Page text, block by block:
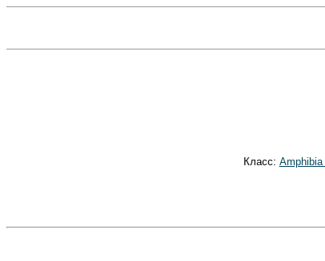
Класс: Amphibia